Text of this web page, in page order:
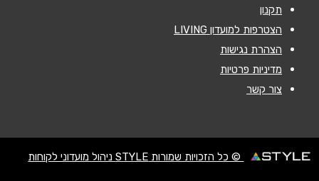
הודעה
תקנון
הצטרפות למועדון LIVING
הצהרת נגישות
מדיניות פרטיות
צור קשר
© כל הזכויות שמורות STYLE ניהול מועדוני לקוחות